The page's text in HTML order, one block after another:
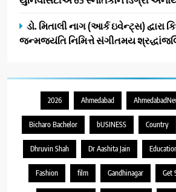
ડો. મિતાલી નાગ (આર્ક ઇવેન્ટ્સ) દ્વારા
જન્મજયંતિ નિમિત્તે સંગીતમય
2026 Ahmedabad
Bicharo Bachelor bUSINESS Country
Dhruvin Shah Dr Aashita Jain
Fashion film Gandhinagar Get